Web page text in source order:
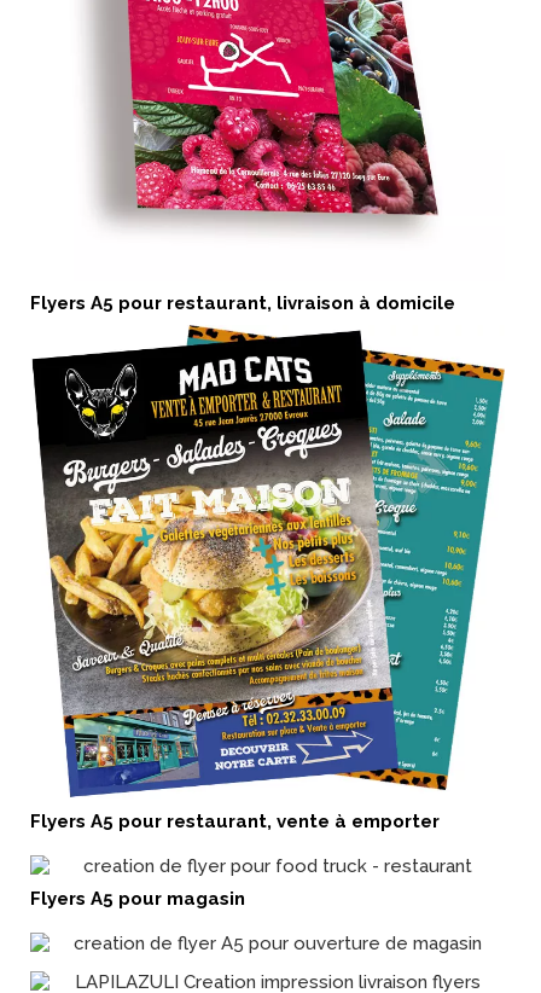
Flyers A5 pour restaurant, livraison à domicile
Flyers A5 pour restaurant, vente à emporter
Flyers A5 pour magasin